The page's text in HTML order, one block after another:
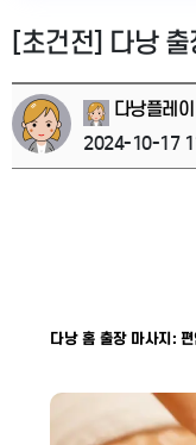
[초건전] 다낭
다낭플레이
2024-10-17
다낭 홈 출장 마사지: